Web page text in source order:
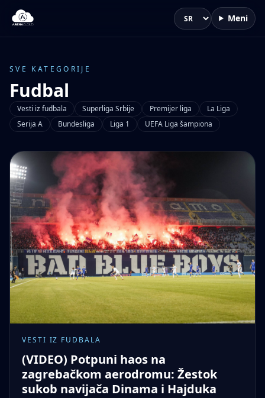
Jezik Meni
SVE KATEGORIJE
Fudbal
Vesti iz fudbala Superliga Srbije Premijer liga
La Liga
Serija A
Bundesliga Liga 1 UEFA Liga šampiona
VESTI IZ FUDBALA
(VIDEO) Potpuni haos na
zagrebačkom aerodromu: Žestok
sukob navijača Dinama i Hajduka